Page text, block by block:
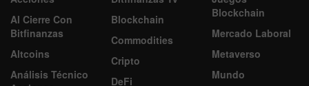
Al Cierre Con
Bitfinanzas
Altcoins
Análisis Técnico
Blockchain
Commodities
Cripto
DeFi
Blockchain
Mercado Laboral
Metaverso
Mundo